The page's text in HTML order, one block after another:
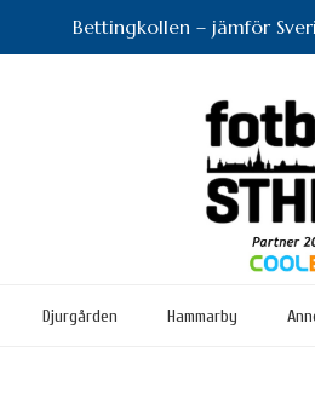
Bettingkollen – jämför
Djurgården Hammarby